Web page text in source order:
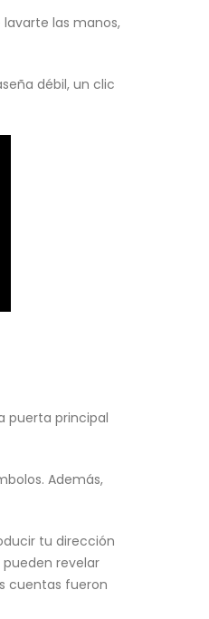
las manos,
débil, un clic
puerta principal
Además,
tu dirección
revelar
cuentas fueron